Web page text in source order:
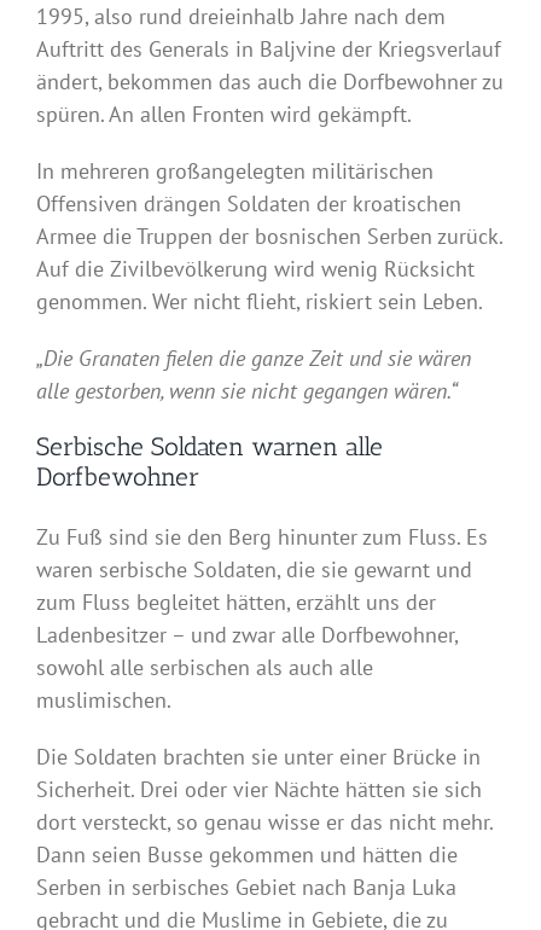
1995, also rund dreieinhalb Jahre nach dem
Auftritt des Generals in Baljvine der Kriegsverlauf
ändert, bekommen das auch die Dorfbewohner zu
spüren. An allen Fronten wird gekämpft.
In mehreren großangelegten militärischen
Offensiven drängen Soldaten der kroatischen
Armee die Truppen der bosnischen Serben zurück.
Auf die Zivilbevölkerung wird wenig Rücksicht
genommen. Wer nicht flieht, riskiert sein Leben.
„Die Granaten fielen die ganze Zeit und sie wären
alle gestorben, wenn sie nicht gegangen wären.“
Serbische Soldaten warnen alle
Dorfbewohner
Zu Fuß sind sie den Berg hinunter zum Fluss. Es
waren serbische Soldaten, die sie gewarnt und
zum Fluss begleitet hätten, erzählt uns der
Ladenbesitzer – und zwar alle Dorfbewohner,
sowohl alle serbischen als auch alle
muslimischen.
Die Soldaten brachten sie unter einer Brücke in
Sicherheit. Drei oder vier Nächte hätten sie sich
dort versteckt, so genau wisse er das nicht mehr.
Dann seien Busse gekommen und hätten die
Serben in serbisches Gebiet nach Banja Luka
gebracht und die Muslime in Gebiete, die zu